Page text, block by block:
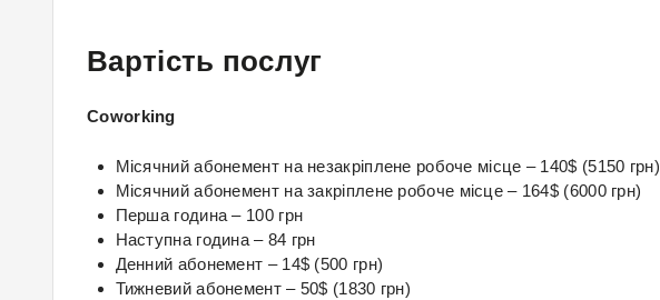
Вартість послуг
Coworking
Місячний абонемент на незакріплене робоче місце – 140$ (5150 грн)
Місячний абонемент на закріплене робоче місце – 164$ (6000 грн)
Перша година – 100 грн
Наступна година – 84 грн
Денний абонемент – 14$ (500 грн)
Тижневий абонемент – 50$ (1830 грн)